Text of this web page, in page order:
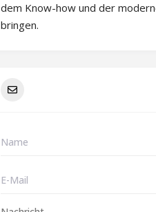
dem Know-how und der
bringen.